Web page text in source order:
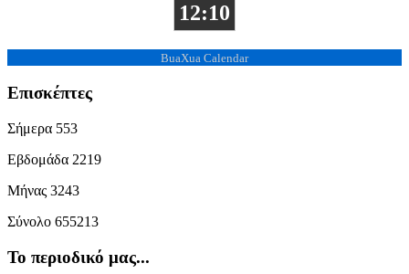
12:10
BuaXua Calendar
Επισκέπτες
Σήμερα 553
Εβδομάδα 2219
Μήνας 3243
Σύνολο 655213
Το περιοδικό μας...